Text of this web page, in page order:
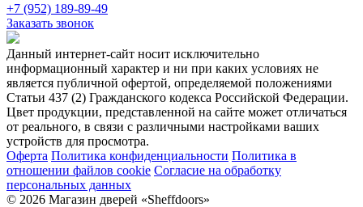
+7 (952) 189-89-49
Заказать звонок
Данный интернет-сайт носит исключительно
информационный характер и ни при каких условиях не
является публичной офертой, определяемой положениями
Статьи 437 (2) Гражданского кодекса Российской Федерации.
Цвет продукции, представленной на сайте может отличаться
от реального, в связи с различными настройками ваших
устройств для просмотра.
Оферта Политика конфиденциальности Политика в
отношении файлов cookie Согласие на обработку
персональных данных
© 2026 Магазин дверей «Sheffdoors»